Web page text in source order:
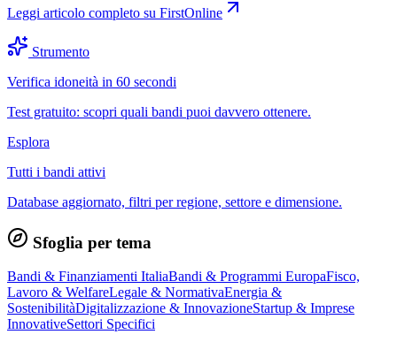
Leggi articolo completo su FirstOnline
Strumento
Verifica idoneità in 60 secondi
Test gratuito: scopri quali bandi puoi davvero ottenere.
Esplora
Tutti i bandi attivi
Database aggiornato, filtri per regione, settore e dimensione.
Sfoglia per tema
Bandi & Finanziamenti ItaliaBandi & Programmi EuropaFisco,
Lavoro & WelfareLegale & NormativaEnergia &
SostenibilitàDigitalizzazione & InnovazioneStartup & Imprese
InnovativeSettori Specifici